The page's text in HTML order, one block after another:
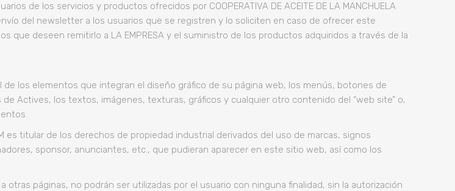
de los servicios y productos ofrecidos por COOPERATIVA DE ACEITE DE LA MANCHUELA
del newsletter a los usuarios que se registren y lo soliciten en caso de ofrecer este
que deseen remitirlo a LA EMPRESA y el suministro de los productos adquiridos a través de la
los elementos que integran el diseño gráfico de su página web, los menús, botones de
Actives, los textos, imágenes, texturas, gráficos y cualquier otro contenido del “web site” o,
es titular de los derechos de propiedad industrial derivados del uso de marcas, signos
sponsor, anunciantes, etc., que pudieran aparecer en este sitio web, así como los
páginas, no podrán ser utilizadas por el usuario con ninguna finalidad, sin la autorización